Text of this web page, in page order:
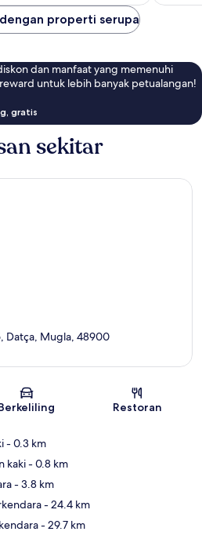
properti serupa
dan manfaat yang memenuhi
untuk lebih banyak petualangan!
gratis
sekitar
Peta
Datça, Mugla, 48900
Restoran
- 0.3 km
kaki- 0.8 km
- 3.8 km
- 24.4 km
- 29.7 km